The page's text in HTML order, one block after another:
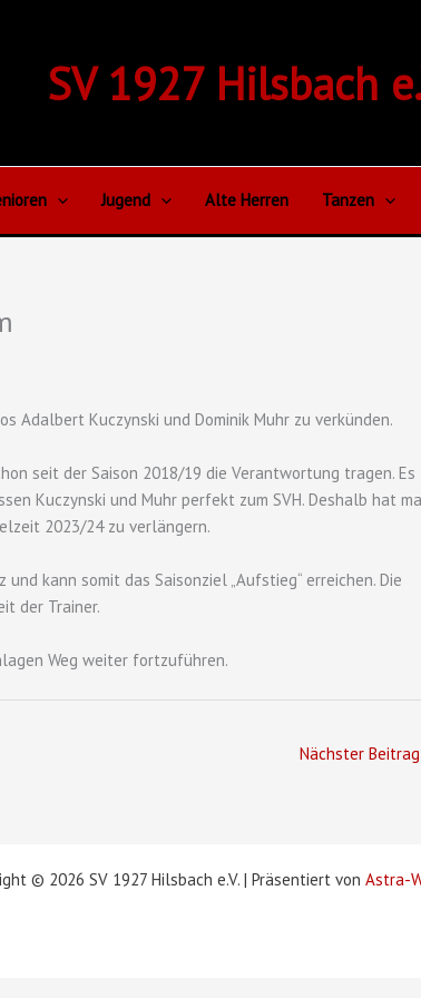
SV 1927 Hilsbach
Jugend Alte Herren Tanzen
Adalbert Kuczynski und Dominik Muhr zu verkünden.
seit der Saison 2018/19 die Verantwortung tragen. Es
Kuczynski und Muhr perfekt zum SVH. Deshalb hat
2023/24 zu verlängern.
kann somit das Saisonziel „Aufstieg“ erreichen. Die
der Trainer.
Weg weiter fortzuführen.
Nächster Beitrag
© 2026 SV 1927 Hilsbach e.V. | Präsentiert von Astra-